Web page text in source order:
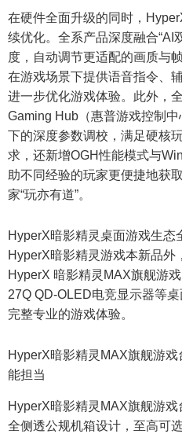
在硬件全面升级的同时，
续优化。全系产品深度融合“AI
度，自动调节更适配的画质与
在游戏场景下提供语音指令、
进一步优化游戏体验。此外，
Gaming Hub（惠普游戏控制
下的深度参数调校，满足硬核
求，还新增OGH性能模式与
助不同经验的玩家更便捷地获
家“玩亦有道”。
HyperX暗影精灵桌面游戏生态
HyperX暗影精灵游戏本新品外
HyperX 暗影精灵MAX旗舰游
27Q QD-OLED电竞显示器等
完整专业的游戏体验。
HyperX暗影精灵MAX旗舰游
能担当
HyperX暗影精灵MAX旗舰游
全侧透公规机箱设计，至高可